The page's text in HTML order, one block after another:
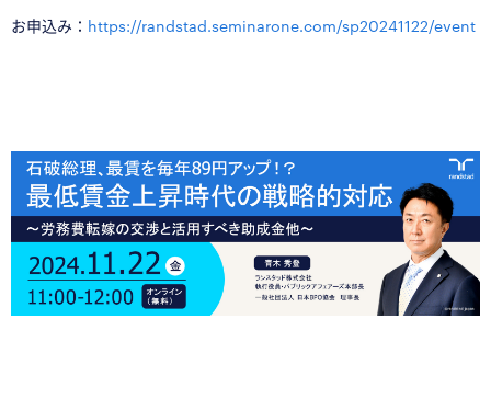
お申込み： https://randstad.seminarone.com/sp20241122/event